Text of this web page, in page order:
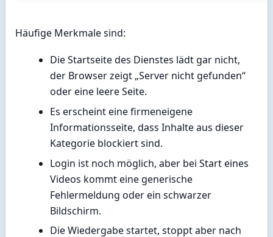
Häufige Merkmale sind:
Die Startseite des Dienstes lädt gar nicht,
der Browser zeigt „Server nicht gefunden“
oder eine leere Seite.
Es erscheint eine firmeneigene
Informationsseite, dass Inhalte aus dieser
Kategorie blockiert sind.
Login ist noch möglich, aber bei Start eines
Videos kommt eine generische
Fehlermeldung oder ein schwarzer
Bildschirm.
Die Wiedergabe startet, stoppt aber nach